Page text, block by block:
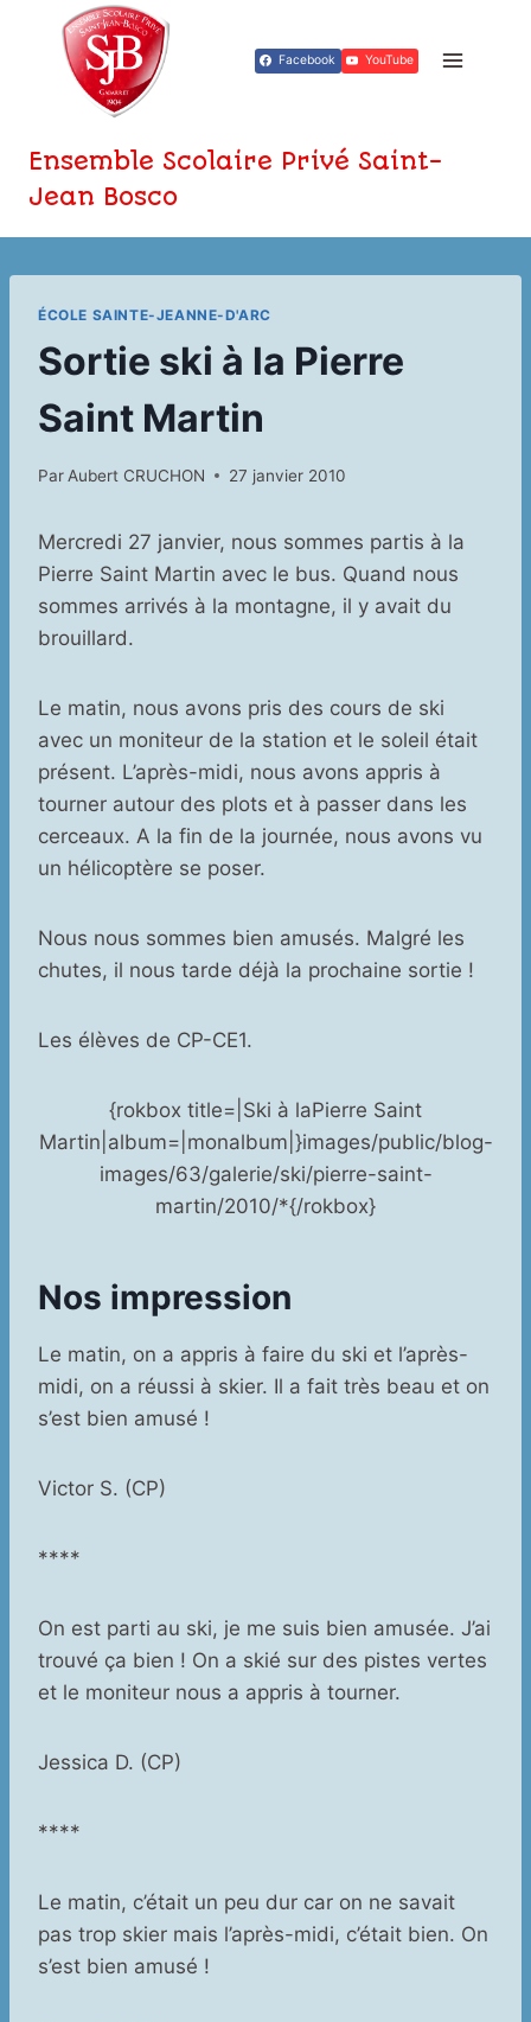
contenu
Facebook YouTube
Ensemble Scolaire Privé Saint-
Jean Bosco
ÉCOLE SAINTE-JEANNE-D'ARC
Sortie ski à la Pierre
Saint Martin
Par Aubert CRUCHON 27 janvier 2010
Mercredi 27 janvier, nous sommes partis à la
Pierre Saint Martin avec le bus. Quand nous
sommes arrivés à la montagne, il y avait du
brouillard.
Le matin, nous avons pris des cours de ski
avec un moniteur de la station et le soleil était
présent. L’après-midi, nous avons appris à
tourner autour des plots et à passer dans les
cerceaux. A la fin de la journée, nous avons vu
un hélicoptère se poser.
Nous nous sommes bien amusés. Malgré les
chutes, il nous tarde déjà la prochaine sortie !
Les élèves de CP-CE1.
{rokbox title=|Ski à laPierre Saint
Martin|album=|monalbum|}images/public/blog-
images/63/galerie/ski/pierre-saint-
martin/2010/*{/rokbox}
Nos impression
Le matin, on a appris à faire du ski et l’après-
midi, on a réussi à skier. Il a fait très beau et on
s’est bien amusé !
Victor S. (CP)
****
On est parti au ski, je me suis bien amusée. J’ai
trouvé ça bien ! On a skié sur des pistes vertes
et le moniteur nous a appris à tourner.
Jessica D. (CP)
****
Le matin, c’était un peu dur car on ne savait
pas trop skier mais l’après-midi, c’était bien. On
s’est bien amusé !